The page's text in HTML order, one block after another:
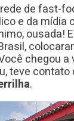
de fast-
e da mídia
ousada!
chegou
teve
.